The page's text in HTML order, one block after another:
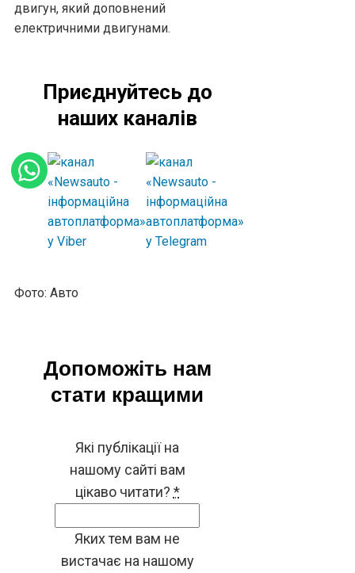
двигун, який доповнений
електричними двигунами.
Приєднуйтесь до
наших каналів
Фото: Авто
Допоможіть нам
стати кращими
Які публікації на
нашому сайті вам
цікаво читати? *
Яких тем вам не
вистачає на нашому